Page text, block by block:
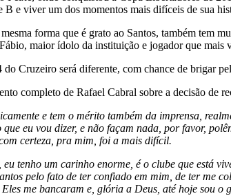
B e viver um dos momentos mais difíceis de sua
forma que é grato ao Santos, também tem
maior ídolo da instituição e jogador que mais
do Cruzeiro será diferente, com chance de brigar
completo de Rafael Cabral sobre a decisão de
e tem o mérito também da imprensa,
eu vou dizer, e não façam nada, por favor,
certeza, pra mim, foi a mais difícil.
eu tenho um carinho enorme, é o clube que está
pelo fato de ter confiado em mim, de ter me
me bancaram e, glória a Deus, até hoje sou o